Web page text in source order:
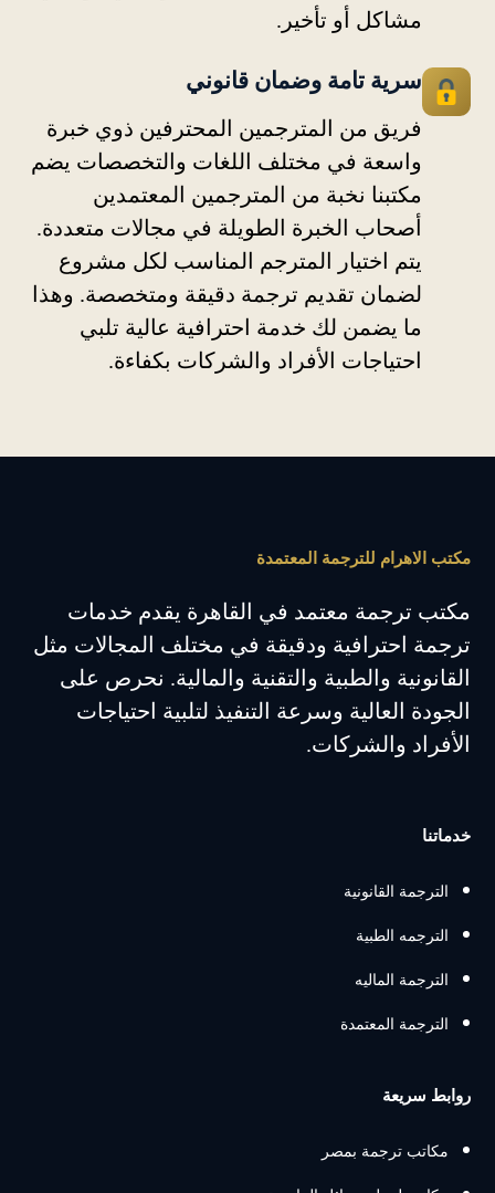
مشاكل أو تأخير.
سرية تامة وضمان قانوني
فريق من المترجمين المحترفين ذوي خبرة
واسعة في مختلف اللغات والتخصصات يضم
مكتبنا نخبة من المترجمين المعتمدين
أصحاب الخبرة الطويلة في مجالات متعددة.
يتم اختيار المترجم المناسب لكل مشروع
لضمان تقديم ترجمة دقيقة ومتخصصة. وهذا
ما يضمن لك خدمة احترافية عالية تلبي
احتياجات الأفراد والشركات بكفاءة.
مكتب الاهرام للترجمة المعتمدة
مكتب ترجمة معتمد في القاهرة يقدم خدمات
ترجمة احترافية ودقيقة في مختلف المجالات مثل
القانونية والطبية والتقنية والمالية. نحرص على
الجودة العالية وسرعة التنفيذ لتلبية احتياجات
الأفراد والشركات.
خدماتنا
الترجمة القانونية
الترجمه الطبية
الترجمة الماليه
الترجمة المعتمدة
روابط سريعة
مكاتب ترجمة بمصر